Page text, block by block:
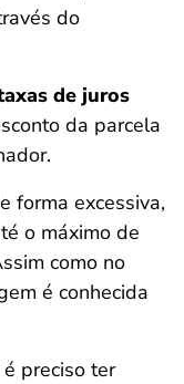
do
de juros
da parcela
forma excessiva,
o máximo de
como no
é conhecida
preciso ter